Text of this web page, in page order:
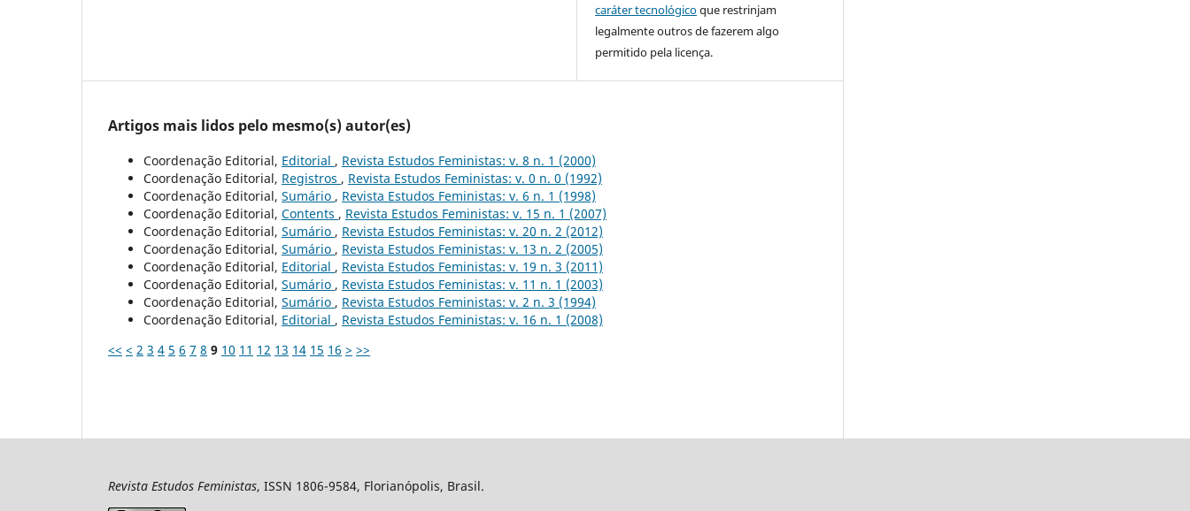
caráter tecnológicoque restrinjam
legalmente outros de fazerem algo
permitido pela licença.
Artigos mais lidos pelo mesmo(s) autor(es)
Coordenação Editorial, Editorial , Revista Estudos Feministas: v. 8 n. 1 (2000)
Coordenação Editorial, Registros , Revista Estudos Feministas: v. 0 n. 0 (1992)
Coordenação Editorial, Sumário , Revista Estudos Feministas: v. 6 n. 1 (1998)
Coordenação Editorial, Contents , Revista Estudos Feministas: v. 15 n. 1 (2007)
Coordenação Editorial, Sumário , Revista Estudos Feministas: v. 20 n. 2 (2012)
Coordenação Editorial, Sumário , Revista Estudos Feministas: v. 13 n. 2 (2005)
Coordenação Editorial, Editorial , Revista Estudos Feministas: v. 19 n. 3 (2011)
Coordenação Editorial, Sumário , Revista Estudos Feministas: v. 11 n. 1 (2003)
Coordenação Editorial, Sumário , Revista Estudos Feministas: v. 2 n. 3 (1994)
Coordenação Editorial, Editorial , Revista Estudos Feministas: v. 16 n. 1 (2008)
<< < 2 3 4 5 6 7 8 9 10 11 12 13 14 15 16 > >>
Revista Estudos Feministas, ISSN 1806-9584, Florianópolis, Brasil.